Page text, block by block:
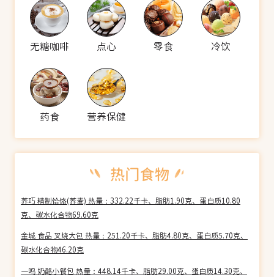
无糖咖啡 点心 零食 冷饮
药食 营养保健
荞巧 精制饸饹(荞麦) 热量：332.22千卡、脂肪1.90克、蛋白质10.80
克、碳水化合物69.60克
金城 食品 叉烧大包 热量：251.20千卡、脂肪4.80克、蛋白质5.70克、
碳水化合物46.20克
一鸣 奶酪小餐包 热量：448.14千卡、脂肪29.00克、蛋白质14.30克、